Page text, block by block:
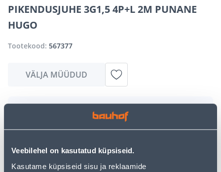
Veebilehel on kasutatud küpsiseid.
Kasutame küpsiseid sisu ja reklaamide
PIKENDUSJUHE 3G1,5 4P+L 2M PUNANE
HUGO
Tootekood: 567377
VÄLJA MÜÜDUD
Vabandame, kuid teavitame teid, et soovitud toode on
hetkel suure nõudluse tõttu ajutiselt otsas. Siiski
pakume suurepäraseid alternatiive samast
pakkuda!